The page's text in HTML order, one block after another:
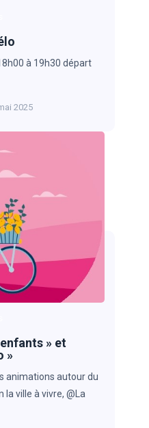
à 19h30 départ
2025
» et
»
animations autour du
la ville à vivre, @La